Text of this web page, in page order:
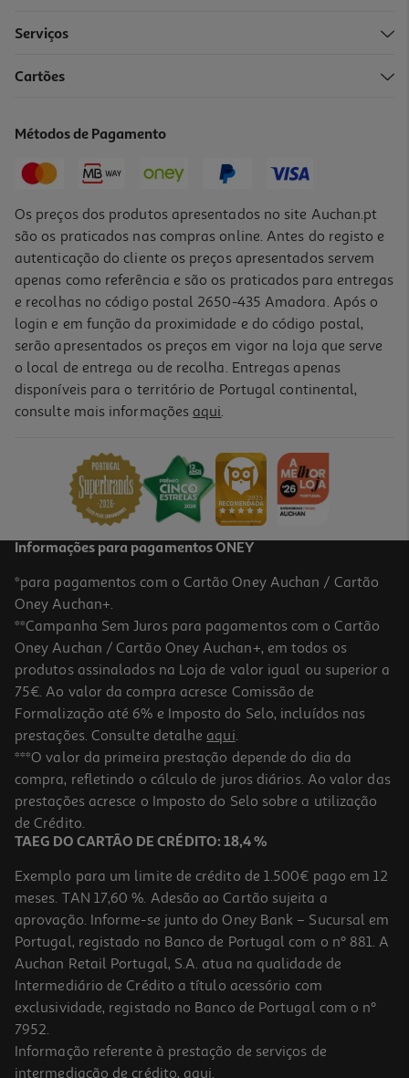
Trotinete Xiaomi Scooter 6 Max
679,99 €
Trotinete Urbanglide Eon X Air
969.99 €/un
969,99 €
Serviços
Cartões
Métodos de Pagamento
Os preços dos produtos apresentados no site Auchan.pt
são os praticados nas compras online. Antes do registo e
autenticação do cliente os preços apresentados servem
apenas como referência e são os praticados para entregas
e recolhas no código postal 2650-435 Amadora. Após o
login e em função da proximidade e do código postal,
serão apresentados os preços em vigor na loja que serve
o local de entrega ou de recolha. Entregas apenas
disponíveis para o território de Portugal continental,
consulte mais informações aqui.
Informações para pagamentos ONEY
*para pagamentos com o Cartão Oney Auchan / Cartão
Oney Auchan+.
**Campanha Sem Juros para pagamentos com o Cartão
Oney Auchan / Cartão Oney Auchan+, em todos os
produtos assinalados na Loja de valor igual ou superior a
75€. Ao valor da compra acresce Comissão de
Formalização até 6% e Imposto do Selo, incluídos nas
prestações. Consulte detalhe aqui.
***O valor da primeira prestação depende do dia da
compra, refletindo o cálculo de juros diários. Ao valor das
prestações acresce o Imposto do Selo sobre a utilização
de Crédito.
TAEG DO CARTÃO DE CRÉDITO: 18,4 %
Exemplo para um limite de crédito de 1.500€ pago em 12
meses. TAN 17,60 %. Adesão ao Cartão sujeita a
aprovação. Informe-se junto do Oney Bank – Sucursal em
Portugal, registado no Banco de Portugal com o nº 881. A
Auchan Retail Portugal, S.A. atua na qualidade de
Intermediário de Crédito a título acessório com
exclusividade, registado no Banco de Portugal com o nº
7952.
Informação referente à prestação de serviços de
intermediação de crédito, aqui.